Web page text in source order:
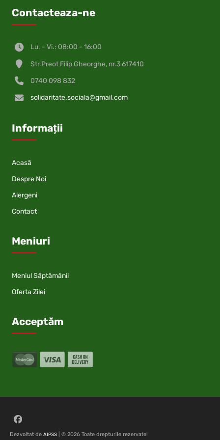
Contacteaza-ne
Lu. - Vi.: 08:00 - 16:00
Str.Preot Filip Gheorghe, nr.3 617410
0740 098 832
solidaritate.sociala@gmail.com
Informații
Acasă
Despre Noi
Alergeni
Contact
Meniuri
Meniul Săptămânii
Oferta Zilei
Acceptăm
Follow on Facebook
Dezvoltat de AIPSS | © 2026 Toate drepturile rezervate!